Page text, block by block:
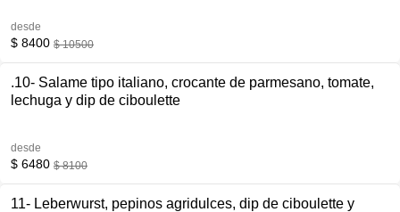
desde
$ 8400 $ 10500
.10- Salame tipo italiano, crocante de parmesano, tomate,
lechuga y dip de ciboulette
desde
$ 6480 $ 8100
11- Leberwurst, pepinos agridulces, dip de ciboulette y